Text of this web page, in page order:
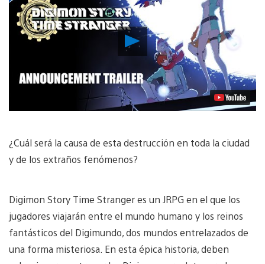
Reproducir
Video
¿Cuál será la causa de esta destrucción en toda la ciudad
y de los extraños fenómenos?
Digimon Story Time Stranger es un JRPG en el que los
jugadores viajarán entre el mundo humano y los reinos
fantásticos del Digimundo, dos mundos entrelazados de
una forma misteriosa. En esta épica historia, deben